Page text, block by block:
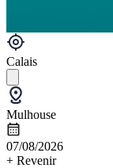
Calais
Mulhouse
07/08/2026
+ Revenir